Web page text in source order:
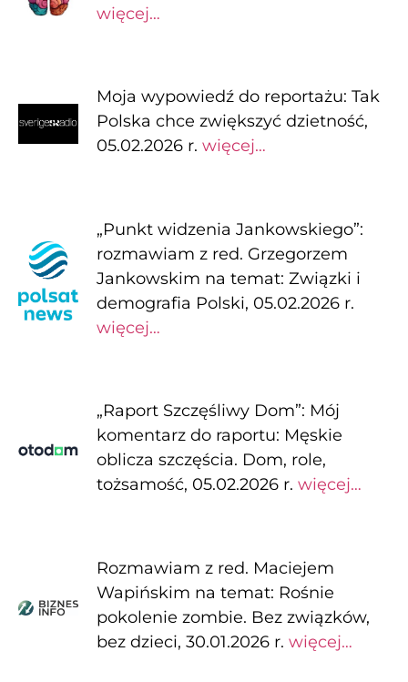
więcej…
Moja wypowiedź do reportażu: Tak
Polska chce zwiększyć dzietność,
05.02.2026 r. więcej…
„Punkt widzenia Jankowskiego”:
rozmawiam z red. Grzegorzem
Jankowskim na temat: Związki i
demografia Polski, 05.02.2026 r.
więcej…
„Raport Szczęśliwy Dom”: Mój
komentarz do raportu: Męskie
oblicza szczęścia. Dom, role,
tożsamość, 05.02.2026 r. więcej…
Rozmawiam z red. Maciejem
Wapińskim na temat: Rośnie
pokolenie zombie. Bez związków,
bez dzieci, 30.01.2026 r. więcej…